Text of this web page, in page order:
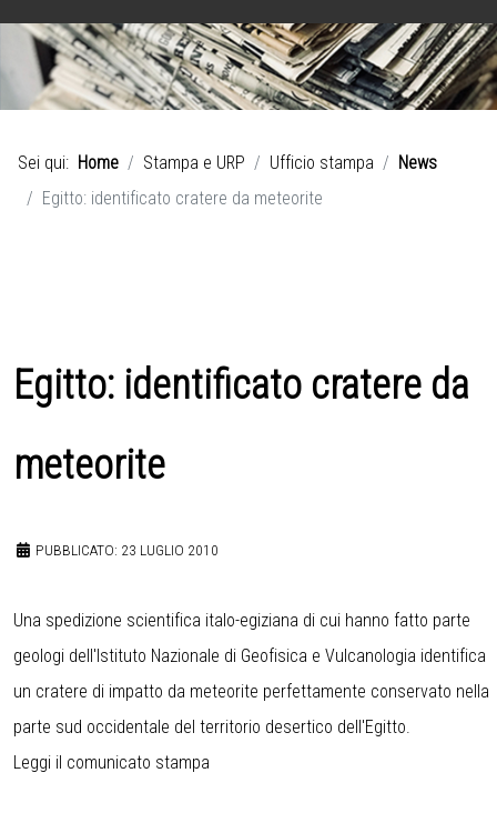
Sei qui: Home Stampa e URP Ufficio stampa
News
Egitto: identificato cratere da meteorite
Egitto: identificato cratere da
meteorite
PUBBLICATO: 23 LUGLIO 2010
Una spedizione scientifica italo-egiziana di cui hanno fatto parte
geologi dell'Istituto Nazionale di Geofisica e Vulcanologia identifica
un cratere di impatto da meteorite perfettamente conservato nella
parte sud occidentale del territorio desertico dell'Egitto.
Leggi il comunicato stampa